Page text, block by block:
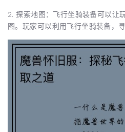
2. 探索地图：飞行坐骑装备可以让
图。玩家可以利用飞行坐骑装备，